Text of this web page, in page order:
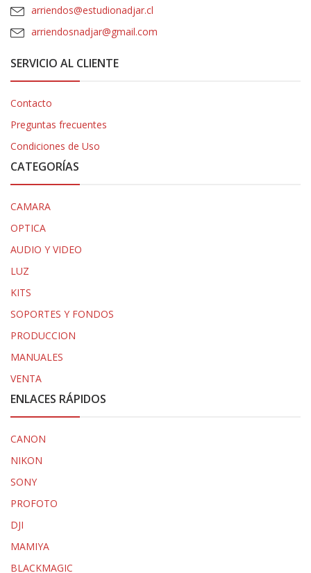
arriendos@estudionadjar.cl
arriendosnadjar@gmail.com
SERVICIO AL CLIENTE
Contacto
Preguntas frecuentes
Condiciones de Uso
CATEGORÍAS
CAMARA
OPTICA
AUDIO Y VIDEO
LUZ
KITS
SOPORTES Y FONDOS
PRODUCCION
MANUALES
VENTA
ENLACES RÁPIDOS
CANON
NIKON
SONY
PROFOTO
DJI
MAMIYA
BLACKMAGIC